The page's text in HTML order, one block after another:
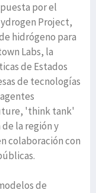
por el
Project,
hidrógeno para
Labs, la
de Estados
de tecnologías
'think tank'
la región y
colaboración con
de